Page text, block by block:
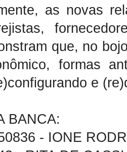
as novas
que, no
formas
e
BANCA:
- IONE